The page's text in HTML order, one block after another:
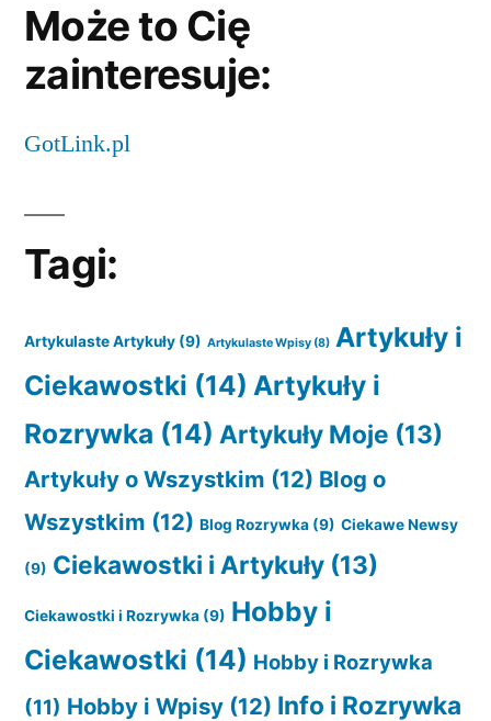
Może to Cię
zainteresuje:
GotLink.pl
Tagi:
Artykulaste Artykuły (9) Artykulaste Wpisy (8) Artykuły i
Ciekawostki (14) Artykuły i
Rozrywka (14) Artykuły Moje (13)
Artykuły o Wszystkim (12) Blog o
Wszystkim (12) Blog Rozrywka (9) Ciekawe Newsy
(9) Ciekawostki i Artykuły (13)
Ciekawostki i Rozrywka (9) Hobby i
Ciekawostki (14) Hobby i Rozrywka
(11) Hobby i Wpisy (12) Info i Rozrywka